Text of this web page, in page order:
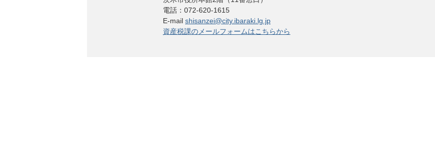
電話：072-620-1615
E-mail shisanzei@city.ibaraki.lg.jp
資産税課のメールフォームはこちらから